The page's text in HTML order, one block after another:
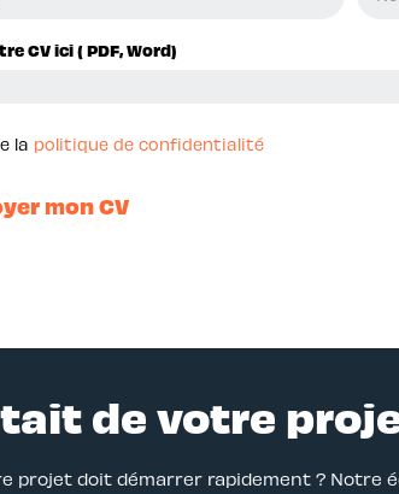
CV ici ( PDF, Word)
la politique de confidentialité
mon CV
de votre
projet doit démarrer rapidement ? Notre